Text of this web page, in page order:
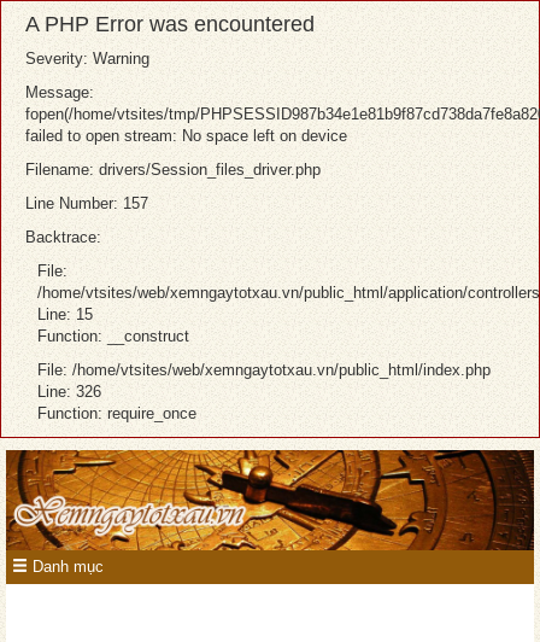
A PHP Error was encountered
Severity: Warning
Message:
fopen(/home/vtsites/tmp/
failed to open stream: No space left on device
Filename: drivers/Session_files_driver.php
Line Number: 157
Backtrace:
File:
/home/vtsites/web/xemngaytotxau.vn/public_html/application/
Line: 15
Function: __construct
File: /home/vtsites/web/xemngaytotxau.vn/public_html/index.php
Line: 326
Function: require_once
Danh mục